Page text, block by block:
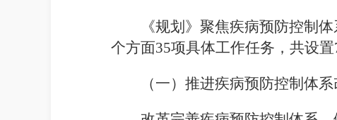
《规划》聚焦疾病预防控制
个方面35项具体工作任务，共设置
（一）推进疾病预防控制体